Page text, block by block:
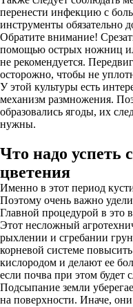
перенести инфекцию с
инструменты обязательно
Обратите внимание!
помощью острых ножниц
не рекомендуется.
осторожно, чтобы не
У этой культуры есть
механизм размножения.
образовались ягоды, их
нужны.
Что надо успеть
цветения
Именно в этот период
Поэтому очень важно
Главной процедурой в это
Этот несложный
рыхлении и сгребании
корневой системе
кислородом и делают ее
если почва при этом будет
Подсыпание земли
на поверхности. Иначе,